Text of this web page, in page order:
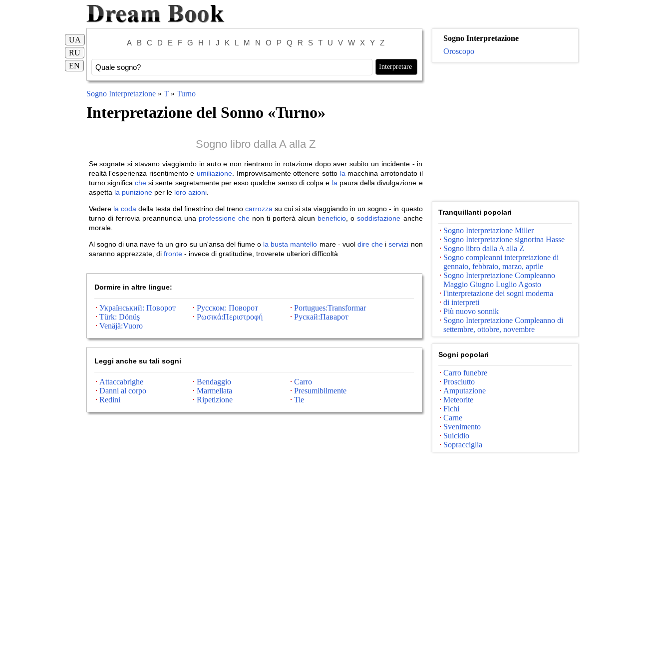
A B C D E F G H I J K L M N O P Q R S T U V W X Y Z
UA
RU
EN
Sogno Interpretazione » T» Turno
Interpretazione del Sonno «Turno»
Sogno libro dalla A alla Z
Se sognate si stavano viaggiando in auto e non rientrano in rotazione dopo aver subito un incidente - in
realtà l'esperienza risentimento e umiliazione . Improvvisamente ottenere sotto la macchina arrotondato il
turno significa chesi sente segretamente per esso qualche senso di colpa e la paura della divulgazione e
aspetta la punizioneper le loro azioni.
Vedere la coda della testa del finestrino del treno carrozza su cui si sta viaggiando in un sogno - in questo
turno di ferrovia preannuncia una professione chenon ti porterà alcun beneficio , osoddisfazione anche
morale.
Al sogno di una nave fa un giro su un'ansa del fiume o la busta mantello mare - vuoldire che iservizi non
saranno apprezzate, di fronte- invece di gratitudine, troverete ulteriori difficoltà
Dormire in altre lingue:
Український: Поворот Русском: Поворот
Portugues:Transformar
Türk: Dönüş
Ρωσικά:Περιστροφή
Рускай:Паварот
Venäjä:Vuoro
Leggi anche su tali sogni
Attaccabrighe Bendaggio
Carro
Danni al corpo
Marmellata
Presumibilmente
Redini
Ripetizione Tie
Sogno Interpretazione
Oroscopo
Tranquillanti popolari
Sogno Interpretazione Miller
Sogno Interpretazione signorina Hasse
Sogno libro dalla A alla Z
Sogno compleanni interpretazione di
gennaio, febbraio, marzo, aprile
Sogno Interpretazione Compleanno
Maggio Giugno Luglio Agosto
l'interpretazione dei sogni moderna
di interpreti
Più nuovo sonnik
Sogno Interpretazione Compleanno di
settembre, ottobre, novembre
Sogni popolari
Carro funebre
Prosciutto
Amputazione
Meteorite
Fichi
Carne
Svenimento
Suicidio
Sopracciglia